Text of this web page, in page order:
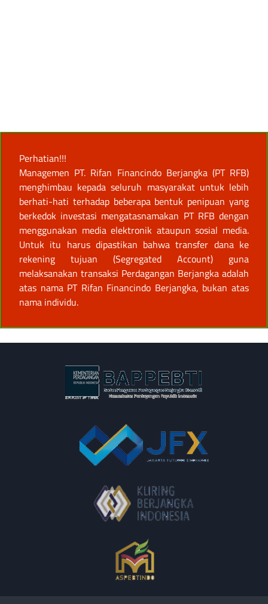
Perhatian!!!
Managemen PT. Rifan Financindo Berjangka (PT RFB)
menghimbau kepada seluruh masyarakat untuk lebih
berhati-hati terhadap beberapa bentuk penipuan yang
berkedok investasi mengatasnamakan PT RFB dengan
menggunakan media elektronik ataupun sosial media.
Untuk itu harus dipastikan bahwa transfer dana ke
rekening tujuan (Segregated Account) guna
melaksanakan transaksi Perdagangan Berjangka adalah
atas nama PT Rifan Financindo Berjangka, bukan atas
nama individu.